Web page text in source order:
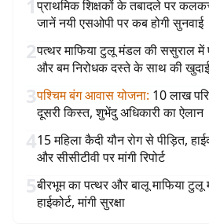
1प्राथमिक शिक्षकों के तबादले पर
जानें नयी एसओपी पर कब होगी सुनवाई
2पत्थर माफिया टुलू मंडल की ससुराल
और बम निरोधक दस्ते के साथ की खुदाई
3पश्चिम बंग आवास योजना: 10 लाख
दूसरी किस्त, शुभेंदु अधिकारी का ऐलान
415 महिला कैदी यौन रोग से पीड़ित,
और सीसीटीवी पर मांगी रिपोर्ट
5बीरभूम का पत्थर और बालू माफिया
हाईकोर्ट, मांगी सुरक्षा